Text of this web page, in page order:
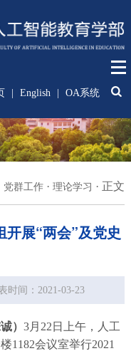
English OA系统
党群工作 ·理论学习 · 正文
展“两会”及党史
时间：2021-03-23
） 3月22日上午，人工
1182会议室举行2021